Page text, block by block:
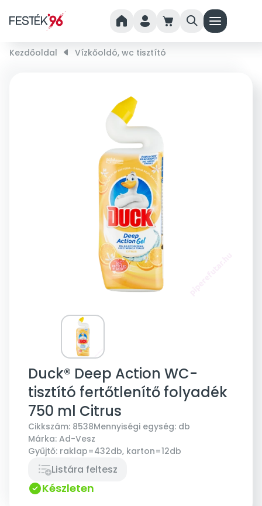
home person cart search menu
Kezdőoldal right_small Vízkőoldó, wc tisztító
Duck® Deep Action WC-
tisztító fertőtlenítő folyadék
750 ml Citrus
Cikkszám: 8538Mennyiségi egység: db
Márka: Ad-Vesz
Gyűjtő: raklap=432db, karton=12db
Listára feltesz
Készleten